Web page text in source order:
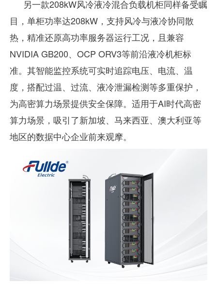
另一款208kW风冷液冷混合负载机柜同样备受瞩
目，单柜功率达208kW，支持风冷与液冷协同散
热，精准还原高功率服务器运行工况，且兼容
NVIDIA GB200、OCP ORV3等前沿液冷机柜标
准。其智能监控系统可实时追踪电压、电流、温
度，搭配过温、过流、液冷泄漏检测等多重保护，
为高密算力场景提供安全保障。适用于AI时代高密
算力场景，吸引了新加坡、马来西亚、澳大利亚等
地区的数据中心企业前来观摩。